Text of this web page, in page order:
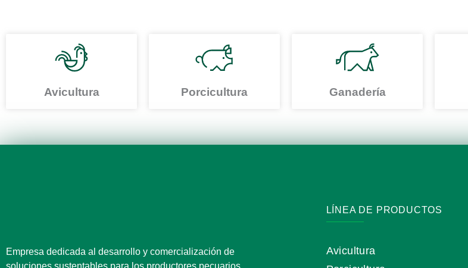
Avicultura Porcicultura Ganadería
Empresa dedicada al desarrollo y comercialización de
soluciones sustentables para los productores pecuarios.
LÍNEA DE PRODUCTOS
Avicultura